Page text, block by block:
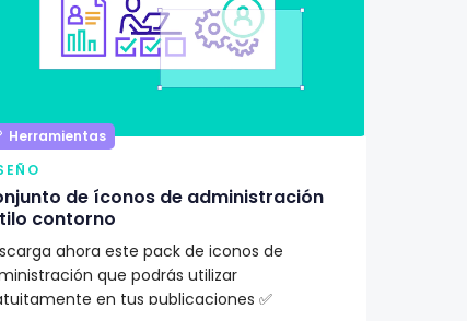
Herramientas
de íconos de administración
contorno
ahora este pack de iconos de
que podrás utilizar
en tus publicaciones ✅